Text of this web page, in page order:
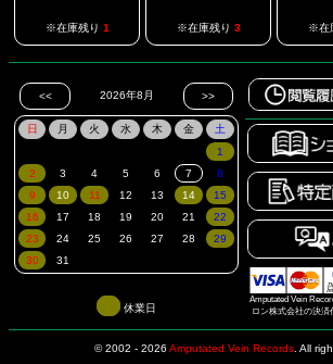
※在庫残り 1 ※在庫残り 3 ※在
Amputated Vein
ロン株式会社の決済
休業日
© 2002 - 2026 Amputated Vein Records All